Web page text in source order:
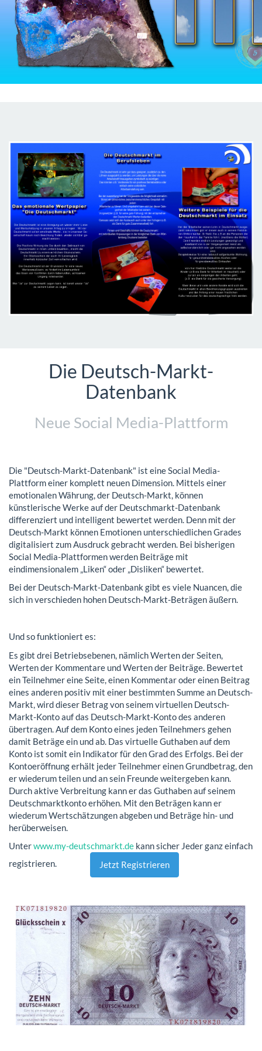
Die Deutsch-Markt-
Datenbank
Neue Social Media-Plattform
Die "Deutsch-Markt-Datenbank" ist eine Social Media-
Plattform einer komplett neuen Dimension. Mittels einer
emotionalen Währung, der Deutsch-Markt, können
künstlerische Werke auf der Deutschmarkt-Datenbank
differenziert und intelligent bewertet werden. Denn mit der
Deutsch-Markt können Emotionen unterschiedlichen Grades
digitalisiert zum Ausdruck gebracht werden. Bei bisherigen
Social Media-Plattformen werden Beiträge mit
eindimensionalem „Liken“ oder „Disliken“ bewertet.
Bei der Deutsch-Markt-Datenbank gibt es viele Nuancen, die
sich in verschieden hohen Deutsch-Markt-Beträgen äußern.
Und so funktioniert es:
Es gibt drei Betriebsebenen, nämlich Werten der Seiten,
Werten der Kommentare und Werten der Beiträge. Bewertet
ein Teilnehmer eine Seite, einen Kommentar oder einen Beitrag
eines anderen positiv mit einer bestimmten Summe an Deutsch-
Markt, wird dieser Betrag von seinem virtuellen Deutsch-
Markt-Konto auf das Deutsch-Markt-Konto des anderen
übertragen. Auf dem Konto eines jeden Teilnehmers gehen
damit Beträge ein und ab. Das virtuelle Guthaben auf dem
Konto ist somit ein Indikator für den Grad des Erfolgs. Bei der
Kontoeröffnung erhält jeder Teilnehmer einen Grundbetrag, den
er wiederum teilen und an sein Freunde weitergeben kann.
Durch aktive Verbreitung kann er das Guthaben auf seinem
Deutschmarktkonto erhöhen. Mit den Beträgen kann er
wiederum Wertschätzungen abgeben und Beträge hin- und
herüberweisen.
Unterwww.my-deutschmarkt.de kann sicher Jeder ganz einfach
registrieren.
Jetzt Registrieren